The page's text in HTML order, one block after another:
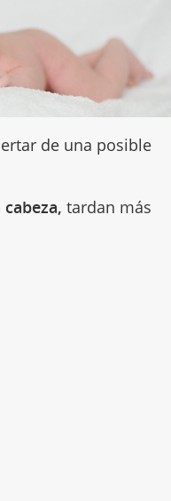
de una posible
tardan más